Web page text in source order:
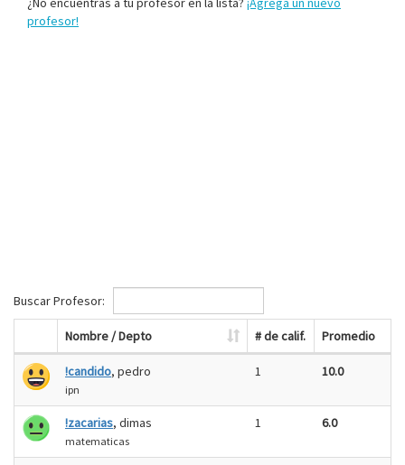
profesor!
Buscar Profesor:
Nombre / Depto # de calif. Promedio
!candido, pedro
ipn
1 10.0
!zacarias, dimas
matematicas
1 6.0